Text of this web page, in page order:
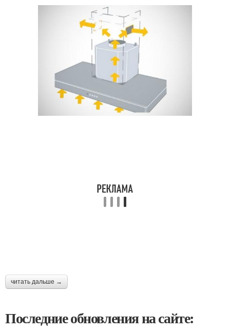
читать дальше →
Последние обновления на сайте: